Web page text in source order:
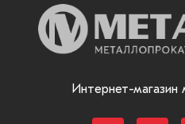
Интернет-магазин